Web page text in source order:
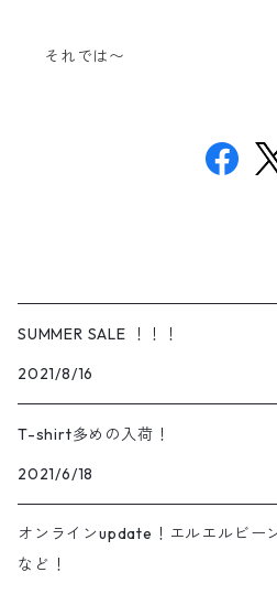
それでは〜
SUMMER SALE ！！！
2021/8/16
T-shirt多めの入荷！
2021/6/18
オンラインupdate！エルエルビー
など！